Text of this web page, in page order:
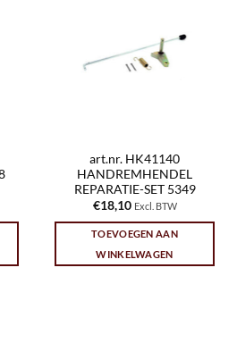
art.nr. HK41140
HANDREMHENDEL
REPARATIE-SET 5349
€18,10 Excl. BTW
TOEVOEGEN AAN
WINKELWAGEN